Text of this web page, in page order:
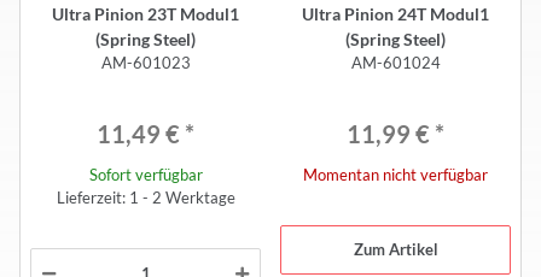
Ultra Pinion 23T Modul1
(Spring Steel)
AM-601023
11,49 € *
Sofort verfügbar
Lieferzeit: 1 - 2 Werktage
Ultra Pinion 24T Modul1
(Spring Steel)
AM-601024
11,99 € *
Momentan nicht verfügbar
Zum Artikel